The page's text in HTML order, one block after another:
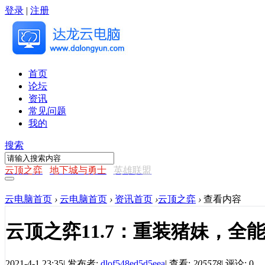
登录 | 注册
首页
论坛
资讯
常见问题
我的
搜索
云顶之弈 地下城与勇士 英雄联盟
云电脑首页 › 云电脑首页 › 资讯首页 ›云顶之弈 › 查看内容
云顶之弈11.7：重装猪妹，全